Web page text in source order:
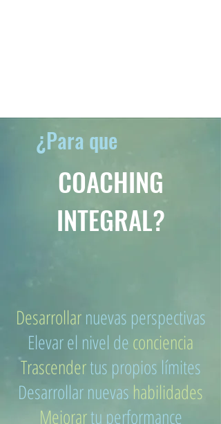
¿Para que
COACHING
INTEGRAL?
​Desarrollar nuevas perspectivas
Elevar el nivel deconciencia
Trascendertus propios límites
Desarrollar nuevas habilidades
Mejorartu performance